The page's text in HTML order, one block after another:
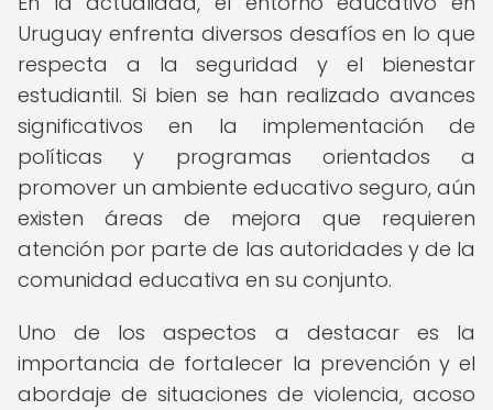
Uruguay enfrenta diversos desafíos en lo que
respecta a la seguridad y el bienestar
estudiantil. Si bien se han realizado avances
significativos en la implementación de
políticas y programas orientados a
promover un ambiente educativo seguro, aún
existen áreas de mejora que requieren
atención por parte de las autoridades y de la
comunidad educativa en su conjunto.
Uno de los aspectos a destacar es la
importancia de fortalecer la prevención y el
abordaje de situaciones de violencia, acoso